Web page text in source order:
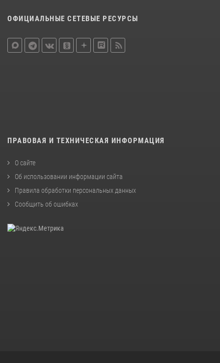
ОФИЦИАЛЬНЫЕ СЕТЕВЫЕ РЕСУРСЫ
ПРАВОВАЯ И ТЕХНИЧЕСКАЯ ИНФОРМАЦИЯ
О сайте
Об использовании информации сайта
Правила обработки персональных данных
Сообщить об ошибках